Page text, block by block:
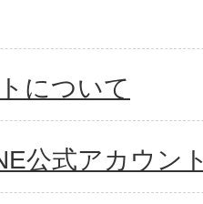
について
公式アカウン